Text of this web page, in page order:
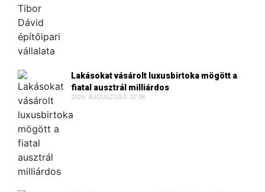
Lakásokat vásárolt luxusbirtoka mögött a
fiatal ausztrál milliárdos
2026. AUGUSZTUS 5. 07:08